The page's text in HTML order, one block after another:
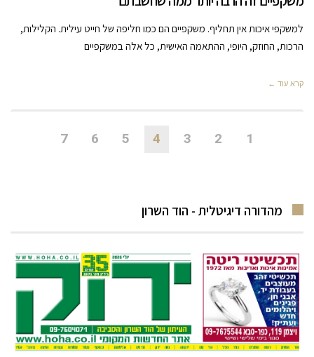
למשקפי איכות אין תחליף. משקפיים הם כמו חליפה של חייט עילית. הקלילות,
הרכות, החוזק, היופי, ההתאמה האישית, כל אלה במשקפיים
קרא עוד ←
1
2
3
4
5
6
7
מהדורה דיגיטלית - הוד השרון